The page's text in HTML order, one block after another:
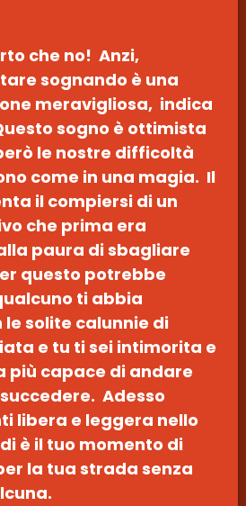
che no! Anzi,
sognando è una
meravigliosa, indica
sogno è ottimista
le nostre difficoltà
come in una magia. Il
il compiersi di un
che prima era
paura di sbagliare
questo potrebbe
ti abbia
solite calunnie di
e tu ti sei intimorita e
più capace di andare
Adesso
libera e leggera nello
è il tuo momento di
la tua strada senza